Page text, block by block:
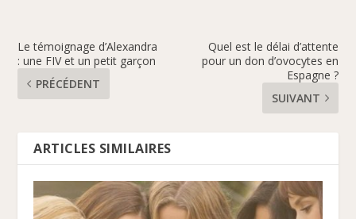
Le témoignage d’Alexandra
: une FIV et un petit garçon
PRÉCÉDENT
Quel est le délai d’attente
pour un don d’ovocytes en
Espagne ?
SUIVANT
ARTICLES SIMILAIRES